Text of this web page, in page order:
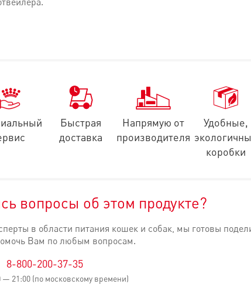
4 мг, Медь: 12 мг, Марганец: 51 мг, Цинк: 154 мг,
юкки: 125 мг - Консерванты -Антиокислители
вещества: 7,5 % - Клетчатка пищевая: 2,4 %.
Быстрая
доставка
Напрямую от
производителя
Удобные,
коробки
вопросы об этом продукте?
в области питания кошек и собак, мы готовы
Вам по любым вопросам.
8-800-200-37-35
21:00 (по московскому времени)